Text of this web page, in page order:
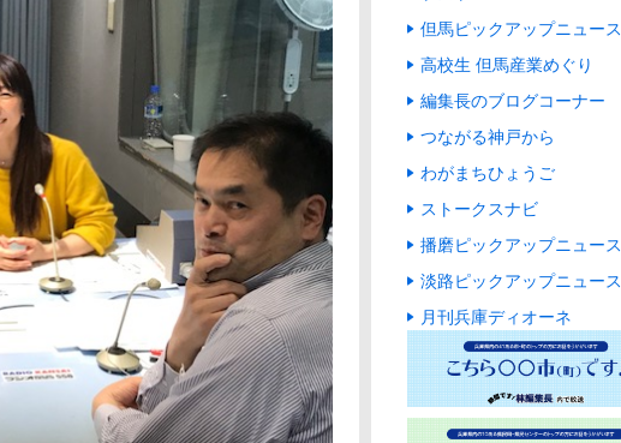
但馬ピックアップニュース
高校生 但馬産業めぐり
編集長のブログコーナー
つながる神戸から
わがまちひょうご
ストークスナビ
播磨ピックアップニュース
淡路ピックアップニュース
月刊兵庫ディオーネ